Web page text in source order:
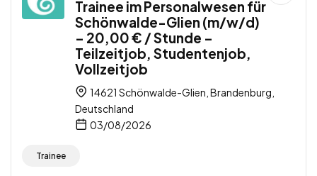
Trainee im Personalwesen für
Schönwalde-Glien (m/w/d)
– 20,00 € / Stunde –
Teilzeitjob, Studentenjob,
Vollzeitjob
14621 Schönwalde-Glien, Brandenburg,
Deutschland
03/08/2026
Trainee